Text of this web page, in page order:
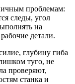
проблемам:
следы, угол
на
детали.
глубину гиба
туго, не
проверяют,
станка и